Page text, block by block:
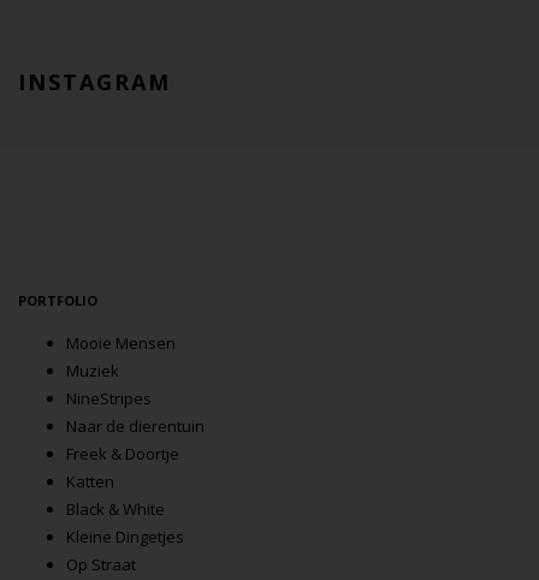
INSTAGRAM
PORTFOLIO
Mooie Mensen
Muziek
NineStripes
Naar de dierentuin
Freek & Doortje
Katten
Black & White
Kleine Dingetjes
Op Straat